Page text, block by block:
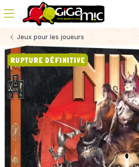
Jeux pour les joueurs
RUPTURE DÉFINITIVE